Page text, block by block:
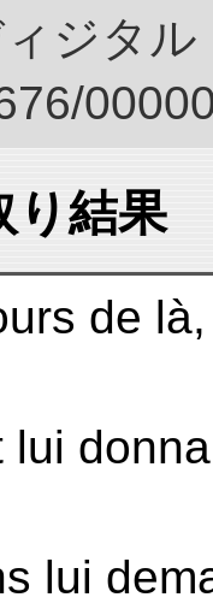
ジタ
り結果
de
lui
lui